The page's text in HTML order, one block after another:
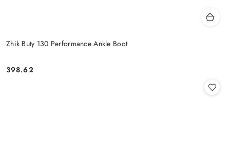
Zhik Buty 130 Performance Ankle Boot
Cena:
398.62